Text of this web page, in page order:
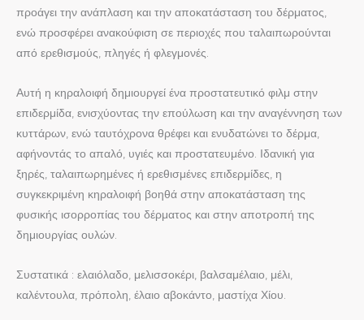
προάγει την ανάπλαση και την αποκατάσταση του δέρματος,
ενώ προσφέρει ανακούφιση σε περιοχές που ταλαιπωρούνται
από ερεθισμούς, πληγές ή φλεγμονές.
Αυτή η κηραλοιφή δημιουργεί ένα προστατευτικό φιλμ στην
επιδερμίδα, ενισχύοντας την επούλωση και την αναγέννηση των
κυττάρων, ενώ ταυτόχρονα θρέφει και ενυδατώνει το δέρμα,
αφήνοντάς το απαλό, υγιές και προστατευμένο. Ιδανική για
ξηρές, ταλαιπωρημένες ή ερεθισμένες επιδερμίδες, η
συγκεκριμένη κηραλοιφή βοηθά στην αποκατάσταση της
φυσικής ισορροπίας του δέρματος και στην αποτροπή της
δημιουργίας ουλών.
Συστατικά : ελαιόλαδο, μελισσοκέρι, βαλσαμέλαιο, μέλι,
καλέντουλα, πρόπολη, έλαιο αβοκάντο, μαστίχα Χίου.